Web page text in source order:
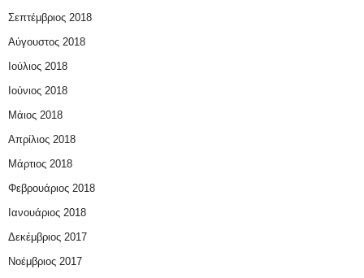
Σεπτέμβριος 2018
Αύγουστος 2018
Ιούλιος 2018
Ιούνιος 2018
Μάιος 2018
Απρίλιος 2018
Μάρτιος 2018
Φεβρουάριος 2018
Ιανουάριος 2018
Δεκέμβριος 2017
Νοέμβριος 2017